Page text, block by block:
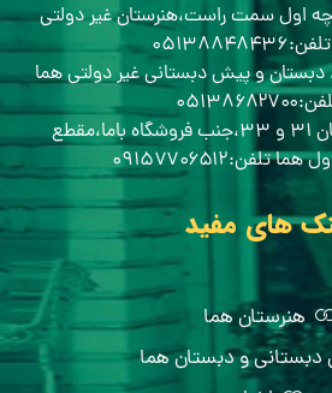
باهنر ۳، کوچه اول سمت راست،هنرستان غیر دولتی
هفت تیر ۱۵، دبستان و پیش دبستانی غیر دولتی هما
آدرس: بین هنرستان ۳۱ و ۳۳،جنب فروشگاه باما،مقطع
تلفن:۰۹۱۵۷۷۰۶۵۱۲
های مفید
هنرستان هما
و دبستان هما